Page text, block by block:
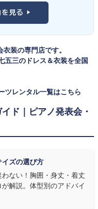
の体にきちんと合ったサ
って長く着せたい」という
ら、その時のジャストサイ
。胸囲・身丈の正しい測り
ンを選ぶ
意外と色味が飛んで見え
ュエルカラーはホールの照
なトーン、バイオリンやソ
ン、合唱やアンサンブル
合い、と演目に合わせた
です。詳しくは
を見る ▶
装の専門店です。
五三のドレス＆衣装を全国
ツレンタル一覧はこちら
ド｜ピアノ発表会・
ズの選び方
わない！胸囲・身丈・着丈
解説。体型別のアドバイ